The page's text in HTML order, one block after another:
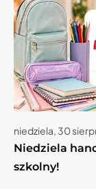
niedziela, 30
Niedziela
szkolny!